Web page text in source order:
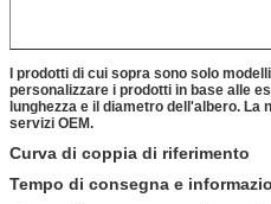
I prodotti di cui sopra sono solo
personalizzare i prodotti in base alle
lunghezza e il diametro dell'albero. La
servizi OEM.
Curva di coppia di riferimento
Tempo di consegna e